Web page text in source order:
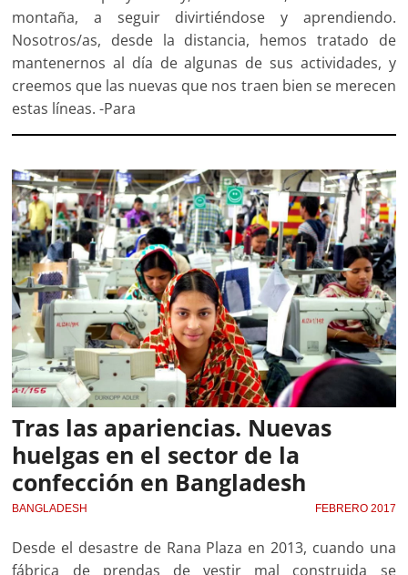
montaña, a seguir divirtiéndose y aprendiendo.
Nosotros/as, desde la distancia, hemos tratado de
mantenernos al día de algunas de sus actividades, y
creemos que las nuevas que nos traen bien se merecen
estas líneas. -Para
Tras las apariencias. Nuevas
huelgas en el sector de la
confección en Bangladesh
BANGLADESH FEBRERO 2017
Desde el desastre de Rana Plaza en 2013, cuando una
fábrica de prendas de vestir mal construida se